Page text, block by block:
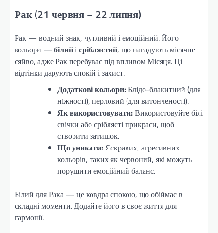
Рак (21 червня – 22 липня)
Рак — водний знак, чутливий і емоційний. Його
кольори — білийісріблястий, що нагадують місячне
сяйво, адже Рак перебуває під впливом Місяця. Ці
відтінки дарують спокій і захист.
Додаткові кольори:Блідо-блакитний (для
ніжності), перловий (для витонченості).
Як використовувати:Використовуйте білі
свічки або сріблясті прикраси, щоб
створити затишок.
Що уникати:Яскравих, агресивних
кольорів, таких як червоний, які можуть
порушити емоційний баланс.
Білий для Рака — це ковдра спокою, що обіймає в
складні моменти. Додайте його в своє життя для
гармонії.